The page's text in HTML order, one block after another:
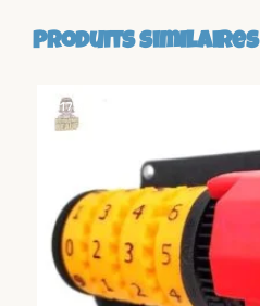
Produits similaires
-17%